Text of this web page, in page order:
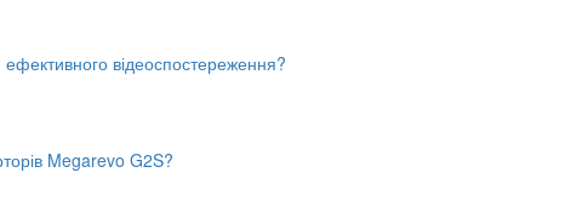
відеоспостереження?
Megarevo G2S?